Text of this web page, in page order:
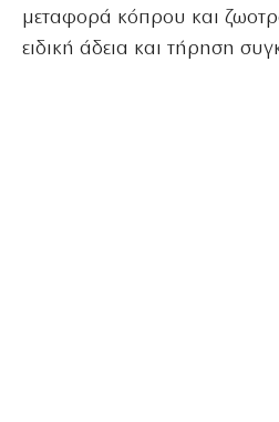
μεταφορά κόπρου και
ειδική άδεια και τήρηση